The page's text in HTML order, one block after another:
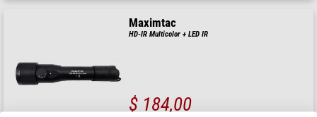
Maximtac
HD-IR Multicolor + LED IR
$ 184,00